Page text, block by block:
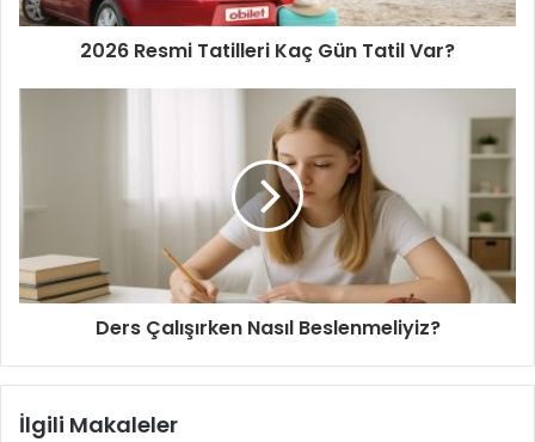
2026 Resmi Tatilleri Kaç Gün Tatil Var?
Ders Çalışırken Nasıl Beslenmeliyiz?
İlgili Makaleler